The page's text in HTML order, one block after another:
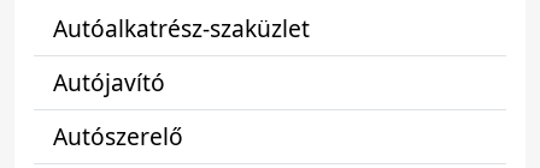
Autóalkatrész-szaküzlet
Autójavító
Autószerelő